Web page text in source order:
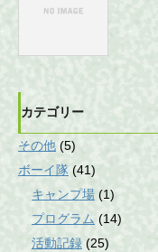
カテゴリー
その他 (5)
ボーイ隊 (41)
キャンプ場 (1)
プログラム (14)
活動記録 (25)